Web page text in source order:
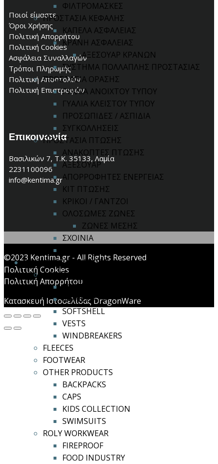
ΦΙΛΤΡΟΜΑΣΚΕΣ
ΠΡΟΣΤΑΣΙΑ ΚΕΦΑΛΗΣ
ΚΑΠΕΛΑ ΑΣΦΑΛΕΙΑΣ
ΚΡΑΝΗ ΑΣΦΑΛΕΙΑΣ
ΑΞΕΣΟΥΑΡ ΚΡΑΝΩΝ
ΣΥΣΤΗΜΑ ΠΟΛΛΑΠΛΗΣ ΠΡΟΣΤΑΣΙΑΣ
ΠΡΟΣΤΑΣΙΑ ΟΡΑΣΗΣ
ΓΥΑΛΙΑ ΑΝΟΙΧΤΟΥ ΤΥΠΟΥ
ΓΥΑΛΙΑ ΚΛΕΙΣΤΟΥ ΤΥΠΟΥ
ΠΡΟΣΩΠΙΔΕΣ / ΑΣΠΙΔΙΑ
ΣΥΓΚΟΛΛΗΣΕΙΣ
ΠΡΟΣΤΑΣΙΑ ΠΤΩΣΗΣ
ΑΝΑΚΟΠΤΕΣ ΠΤΩΣΗΣ
ΑΞΕΣΟΥΑΡ
ΑΠΟΡΡΟΦΗΤΕΣ ΕΝΕΡΓΕΙΑΣ
ΚΙΤ ΠΤΩΣΗΣ
ΚΡΙΚΟΙ / ΓΑΝΤΖΟΙ
ΟΛΟΣΩΜΕΣ ΖΩΝΕΣ
ΖΩΝΕΣ ΜΕΣΗΣ
ΣΧΟΙΝΙΑ
ROLY CASUAL & SPORT
COATS
COATS
RAINCOATS
SOFTSHELL
VESTS
WINDBREAKERS
FLEECES
FOOTWEAR
OTHER PRODUCTS
BACKPACKS
CAPS
KIDS COLLECTION
SWIMSUITS
ROLY WORKWEAR
FIREPROOF
FOOD INDUSTRY
Ποιοί είμαστε
Όροι Χρήσης
Πολιτική Απορρήτου
Πολιτική Cookies
Ασφάλεια Συναλλαγών
Τρόποι Πληρωμής
Πολιτική Αποστολών
Πολιτική Επιστροφών
Επικοινωνία
Βασιλικών 7, Τ.Κ. 35133, Λαμία
2231100096
info@kentima.gr
©2023 Kentima.gr - All Rights Reserved
Πολιτική Cookies
Πολιτική Απορρήτου
Κατασκευή Ιστοσελίδας DragonWare